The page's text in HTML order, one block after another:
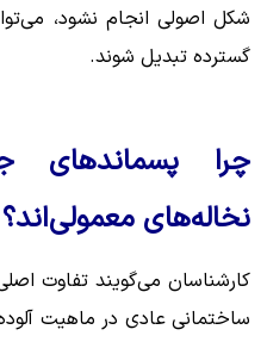
شکل اصولی انجام نشود،
گسترده تبدیل شوند.
چرا پسماندهای
نخاله‌های معمولی‌اند؟
کارشناسان می‌گویند تفاوت
ساختمانی عادی در ماهیت